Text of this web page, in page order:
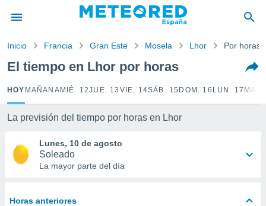
por
para
que se
calidad.
a este
y
digital
Inicio Francia Gran Este Mosela Lhor Por horas
El tiempo en Lhor por horas
HOY MAÑANA MIÉ. 12JUE. 13 VIE. 14SÁB. 15 DOM. 16 LUN. 17
La previsión del tiempo por horas en Lhor
Lunes, 10 de agosto
Soleado
La mayor parte del día
Horas anteriores